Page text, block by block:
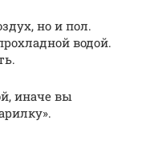
но и пол.
водой.
иначе вы